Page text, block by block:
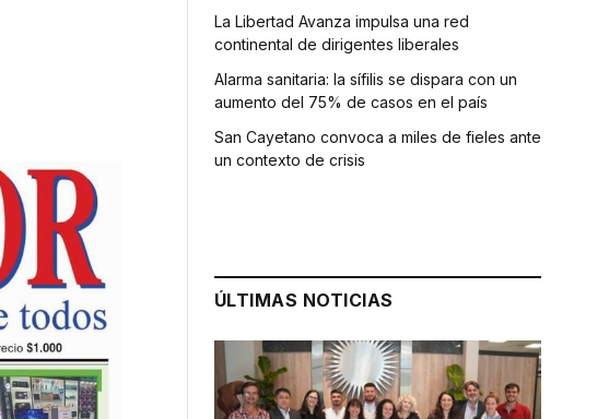
La Libertad Avanza impulsa una red
continental de dirigentes liberales
Alarma sanitaria: la sífilis se dispara con un
aumento del 75% de casos en el país
San Cayetano convoca a miles de fieles ante
un contexto de crisis
ÚLTIMAS NOTICIAS